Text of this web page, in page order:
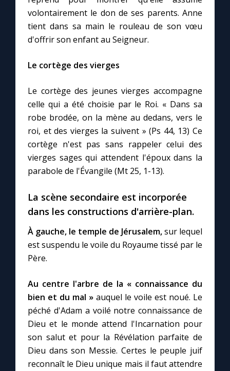
volontairement le don de ses parents. Anne
tient dans sa main le rouleau de son vœu
d'offrir son enfant au Seigneur.
Le cortège des vierges
Le cortège des jeunes vierges accompagne
celle qui a été choisie par le Roi. « Dans sa
robe brodée, on la mène au dedans, vers le
roi, et des vierges la suivent » (Ps 44, 13) Ce
cortège n'est pas sans rappeler celui des
vierges sages qui attendent l'époux dans la
parabole de l'Évangile (Mt 25, 1-13).
La scène secondaire est incorporée
dans les constructions d'arrière-plan.
À gauche, le temple de Jérusalem,sur lequel
est suspendu le voile du Royaume tissé par le
Père.
Au centre l'arbre de la « connaissance du
bien et du mal » auquel le voile est noué. Le
péché d'Adam a voilé notre connaissance de
Dieu et le monde attend l'Incarnation pour
son salut et pour la Révélation parfaite de
Dieu dans son Messie. Certes le peuple juif
reconnaît le Dieu unique mais il faut attendre